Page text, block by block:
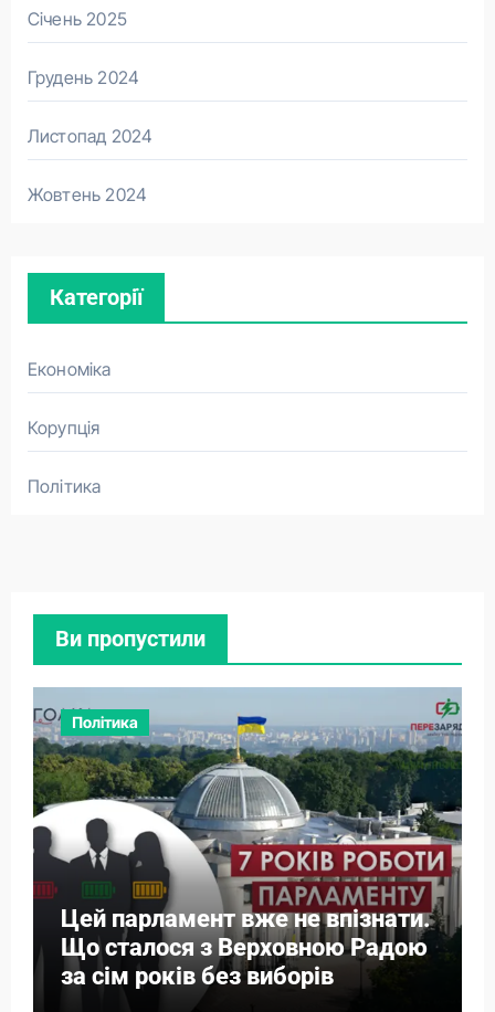
Січень 2025
Грудень 2024
Листопад 2024
Жовтень 2024
Категорії
Економіка
Корупція
Політика
Ви пропустили
Політика
Цей парламент вже не впізнати.
Що сталося з Верховною Радою
за сім років без виборів